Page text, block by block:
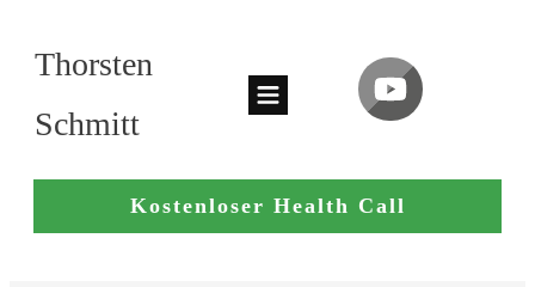
Thorsten
Schmitt
Kostenloser Health Call